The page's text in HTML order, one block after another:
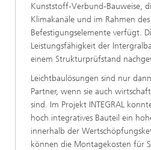
Kunststoff-Verbund-Bauweise,
Klimakanäle und im Rahmen
Befestigungselemente verfügt.
Leistungsfähigkeit der
einem Strukturprüfstand
Leichtbaulösungen sind nur
Partner, wenn sie auch
sind. Im Projekt INTEGRAL
hoch integratives Bauteil ein
innerhalb der
können die Montagekosten für